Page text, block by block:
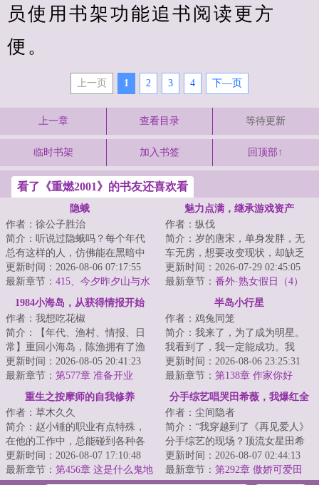
员使用书架功能追书阅读更方
便。
上一页 1 2 3 4 下—页
上一章 查看目录 等待更新
临时书架 加入书签 回顶部↑
看了《重燃2001》的书友还喜欢看
隐蛾
作者：徐公子胜治
简介：听说过隐蛾吗？每个年代
总有这样的人，仿佛能在黑暗中
穿行不留形迹，凭空出现又倏然
消失。存在且未...
更新时间：2026-08-06 07:17:55
最新章节： 415、今夕昨夕山与水
魅力点满，继承游戏资产
作者：纵伐
简介：岁的唐宋，单身发胖，无
车无房，想要改变现状，却缺乏
精力、信念和方向。遭遇职场霸
凌后，玩了三年...
更新时间：2026-07-29 02:45:05
最新章节： 番外·熟女假日（4）
1984小海岛，从获得情报开始
作者：我想吃花椒
简介：【年代、渔村、情报、日
常】重回小海岛，陈渔拥有了渔
村情报系统。直接爽到起飞。这
下......整片大...
更新时间：2026-08-05 20:41:23
最新章节： 第577章 准备开业
半岛小行星
作者：鸡兔同笼
简介：我来了，为了成为明星。
我看到了，我一定能成功。我
征……算了，这里太复杂了征服
不了，我还是谈我...
更新时间：2026-08-06 23:25:31
最新章节： 第138章 作家你好
重生之按摩师的自我修养
作者：草木久久
简介：赵小锤的职业有点特殊，
在他的工作中，总能碰到各种各
样的男人，以及形形色色的女
人。重生的他有一...
更新时间：2026-08-07 17:10:48
最新章节： 第456章 这是什么鬼地
分手综艺唱哭田希薇，我爆红全
网
作者：尘间隐者
简介：“我穿越到了《再见爱人》
分手综艺的现场？顶流女星田希
薇竟是我女友？#无能编剧高攀甜
妹#top热搜...
更新时间：2026-08-07 02:44:13
最新章节： 第292章 傲娇可爱田